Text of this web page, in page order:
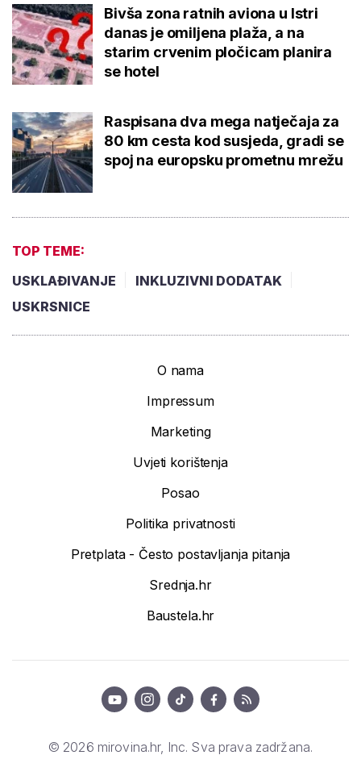
Bivša zona ratnih aviona u Istri
danas je omiljena plaža, a na
starim crvenim pločicam planira
se hotel
Raspisana dva mega natječaja za
80 km cesta kod susjeda, gradi se
spoj na europsku prometnu mrežu
TOP TEME:
USKLAĐIVANJE
INKLUZIVNI DODATAK
USKRSNICE
O nama
Impressum
Marketing
Uvjeti korištenja
Posao
Politika privatnosti
Pretplata - Često postavljanja pitanja
Srednja.hr
Baustela.hr
© 2026 mirovina.hr, Inc. Sva prava zadržana.